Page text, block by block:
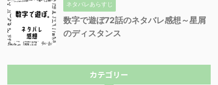
ネタバレあらすじ
数字で遊ぼ72話のネタバレ感想～星屑
のディスタンス
カテゴリー